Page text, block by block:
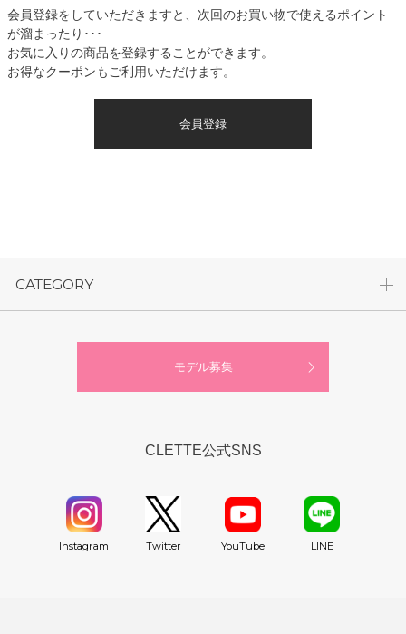
会員登録をしていただきますと、次回のお買い物で使えるポイント
が溜まったり･･･
お気に入りの商品を登録することができます。
お得なクーポンもご利用いただけます。
会員登録
CATEGORY
モデル募集
CLETTE公式SNS
Instagram Twitter YouTube LINE